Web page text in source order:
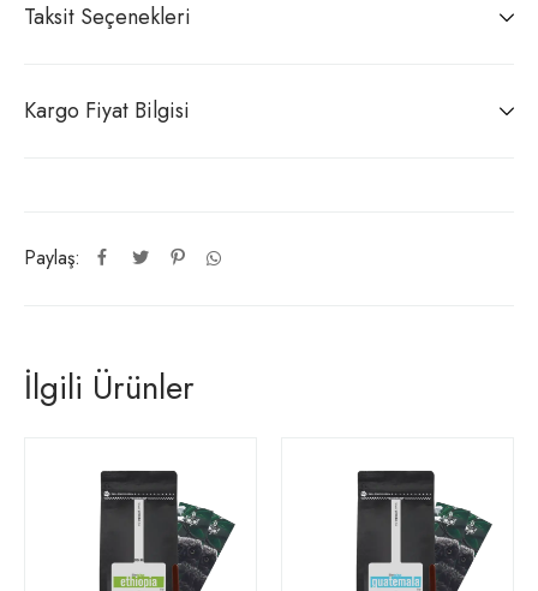
Paylaş:
Taksit Seçenekleri
Kargo Fiyat Bilgisi
İlgili Ürünler